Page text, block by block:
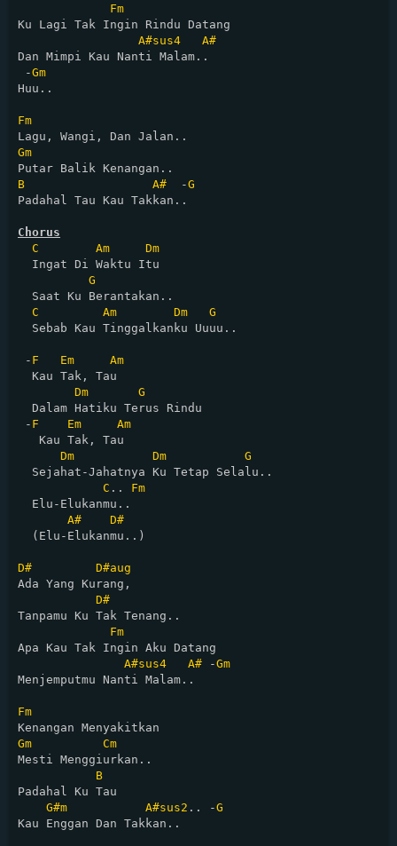
Fm
Ku Lagi Tak Ingin Rindu Datang
A#sus4
A#
Dan Mimpi Kau Nanti Malam..
-Gm
Huu..
Fm
Gm
B
A#
  -
G
Padahal Tau Kau Takkan..
Chorus
C
Am
Dm
  Ingat Di Waktu Itu
G
  Saat Ku Berantakan..
C
Am Dm
G
  Sebab Kau Tinggalkanku Uuuu..
- F Em
Am
  Kau Tak, Tau
Dm
G
  Dalam Hatiku Terus Rindu
- F Em
Am
   Kau Tak, Tau
Dm
Dm
G
  Sejahat-Jahatnya Ku Tetap Selalu..
C .. Fm
  Elu-Elukanmu..
A#
D#
  (Elu-Elukanmu..)
D#
D#aug
Ada Yang Kurang,
D#
Tanpamu Ku Tak Tenang..
Fm
Apa Kau Tak Ingin Aku Datang
A#sus4
A# -Gm
Menjemputmu Nanti Malam..
Fm
Gm
Cm
Mesti Menggiurkan..
B
Padahal Ku Tau
G#m
A#sus2 .. -G
Kau Enggan Dan Takkan..